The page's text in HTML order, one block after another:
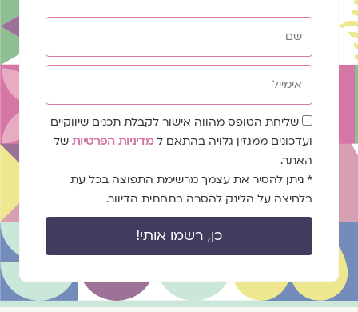
שדה
הסכמה
שליחת הטופס מהווה אישור לקבלת תכנים שיווקיים
ועדכונים ממגזין גלויה בהתאם למדיניות הפרטיות של
האתר.
* ניתן להסיר את עצמך מרשימת התפוצה בכל עת
בלחיצה על הלינק להסרה בתחתית הדיוור.
כן, רשמו אותי!